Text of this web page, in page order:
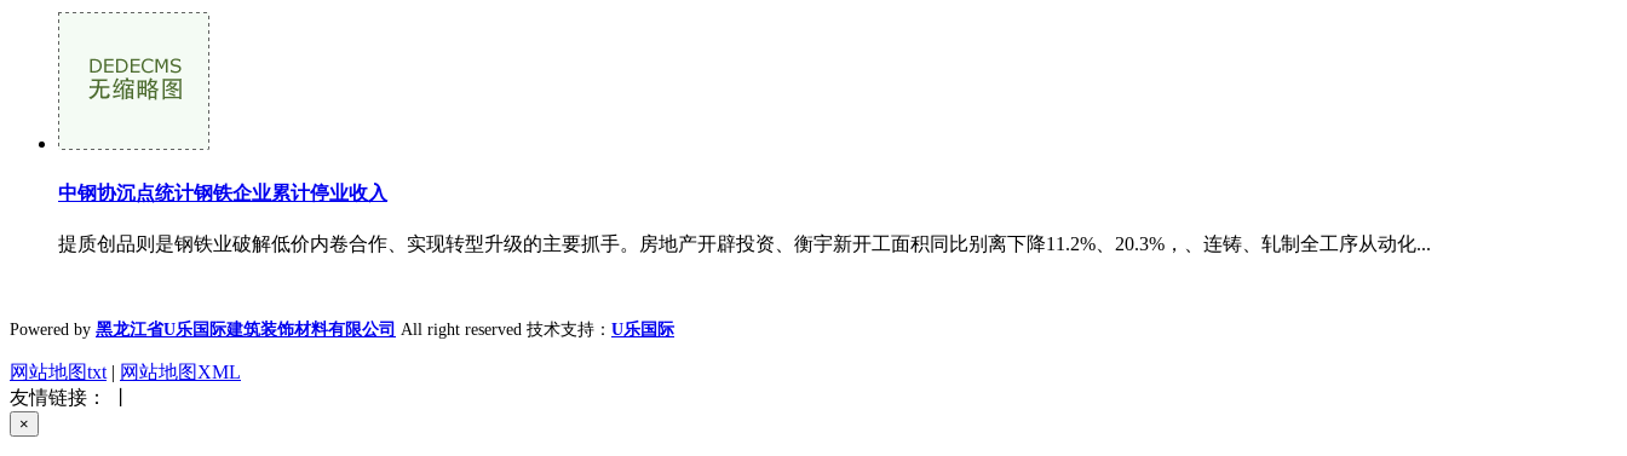
中钢协沉点统计钢铁企业累计停业收入
提质创品则是钢铁业破解低价内卷合作、实现转型升级的主要抓手。房地产开辟投资、衡宇新开工面积同比别离下降11.2%、20.3%，、连铸、轧制全工序从动化...
Powered by 黑龙江省U乐国际建筑装饰材料有限公司 All right reserved 技术支持： U乐国际
网站地图txt | 网站地图XML
友情链接： 丨
×